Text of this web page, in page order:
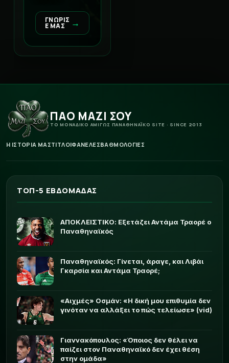
ΓΝΩΡΙΣ
Ε ΜΑΣ →
ΠΑΟ ΜΑΖΙ ΣΟΥ
ΤΟ ΜΟΝΑΔΙΚΟ ΑΜΙΓΩΣ ΠΑΝΑΘΗΝΑΪΚΟ SITE · SINCE 2013
Η ΙΣΤΟΡΙΑ ΜΑΣΤΙΤΛΟΙΦΑΝΕΛΕΣΒΑΘΜΟΛΟΓΙΕΣ
ΤΟΠ-5 ΕΒΔΟΜΑΔΑΣ
ΑΠΟΚΛΕΙΣΤΙΚΟ: Εξετάζει Αντάμα Τραορέ ο
Παναθηναϊκός
Παναθηναϊκός: Γίνεται, άραγε, και Λιβάι
Γκαρσία και Αντάμα Τραορέ;
«Αιχμές» Οσμάν: «Η δική μου επιθυμία δεν
γινόταν να αλλάξει το πώς τελείωσε» (vid)
Γιαννακόπουλος: «Όποιος δεν θέλει να
παίζει στον Παναθηναϊκό δεν έχει θέση
στην ομάδα»